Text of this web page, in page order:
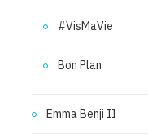
#VisMaVie
Bon Plan
Emma Benji II